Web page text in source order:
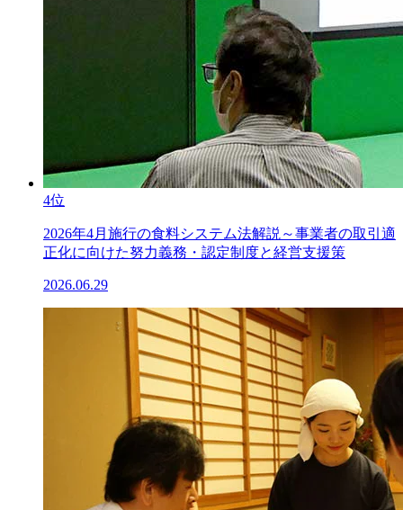
4位
2026年4月施行の食料システム法解説～事業者の取引適
正化に向けた努力義務・認定制度と経営支援策
2026.06.29